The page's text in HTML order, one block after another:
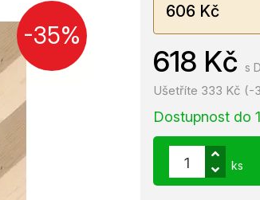
-35%
606 Kč
618 Kč s
Ušetříte 333 Kč (-
Dostupnost do
ks